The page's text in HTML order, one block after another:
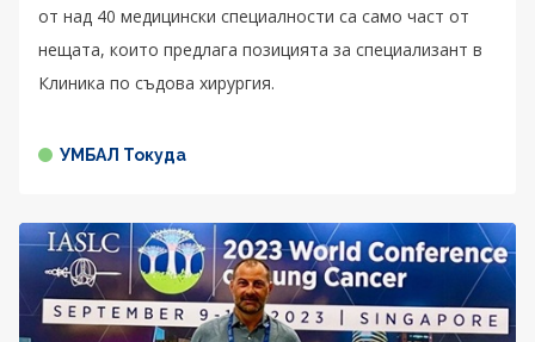
от над 40 медицински специалности са само част от
нещата, които предлага позицията за специализант в
Клиника по съдова хирургия.
УМБАЛ Токуда